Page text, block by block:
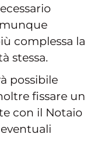
complessa la
stessa.
possibile
fissare un
con il Notaio